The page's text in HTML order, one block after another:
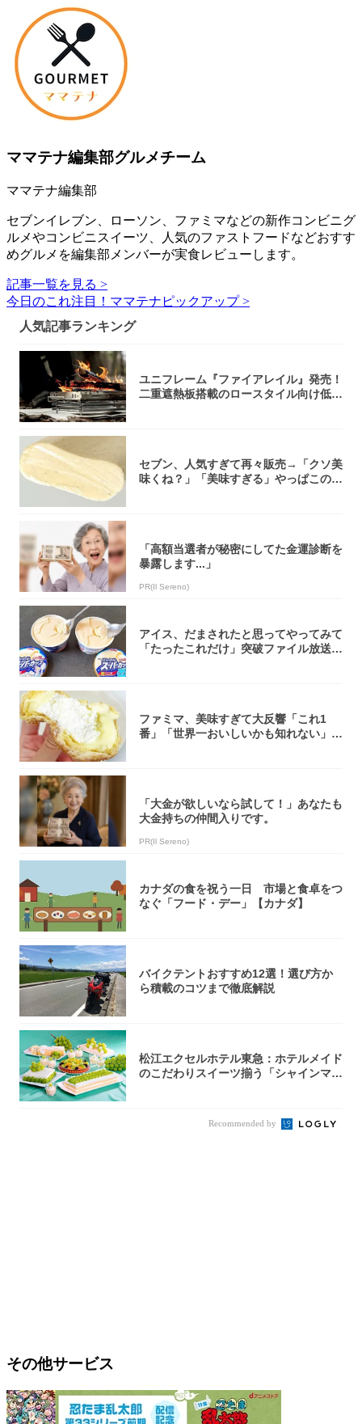
ママテナ編集部グルメチーム
ママテナ編集部
セブンイレブン、ローソン、ファミマなどの新作コンビニグ
ルメやコンビニスイーツ、人気のファストフードなどおすす
めグルメを編集部メンバーが実食レビューします。
記事一覧を見る >
今日のこれ注目！ママテナピックアップ >
人気記事ランキング
ユニフレーム『ファイアレイル』発売！
二重遮熱板搭載のロースタイル向け低型
セブン、人気すぎて再々販売→「クソ美
味くね？」「美味すぎる」やっぱこのク
「高額当選者が秘密にしてた金運診断を
暴露します...」
PR(Il Sereno)
アイス、だまされたと思ってやってみて
「たったこれだけ」突破ファイル放送で
ファミマ、美味すぎて大反響「これ1
番」「世界一おいしいかも知れない」
「大金が欲しいなら試して！」あなたも
大金持ちの仲間入りです。
PR(Il Sereno)
カナダの食を祝う一日 市場と食卓をつ
なぐ「フード・デー」【カナダ】
バイクテントおすすめ12選！選び方か
ら積載のコツまで徹底解説
松江エクセルホテル東急：ホテルメイド
のこだわりスイーツ揃う「シャインマス
Recommended by
その他サービス